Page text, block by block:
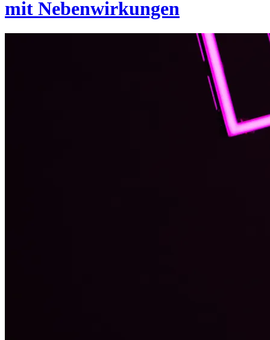
mit Nebenwirkungen